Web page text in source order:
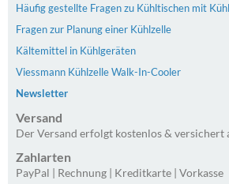
Häufig gestellte Fragen zu Kühltischen mit
Fragen zur Planung einer Kühlzelle
Kältemittel in Kühlgeräten
Viessmann Kühlzelle Walk-In-Cooler
Newsletter
Versand
Der Versand erfolgt kostenlos & versichert
Zahlarten
PayPal | Rechnung | Kreditkarte | Vorkasse